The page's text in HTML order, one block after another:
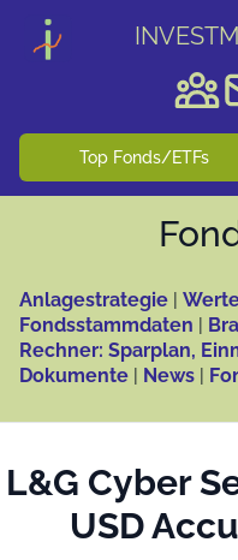
Top Fonds/ETFs
Anlagestrategie |
Fondsstammdaten |
Rechner: Sparplan,
Dokumente | News |
L&G Cyber
USD